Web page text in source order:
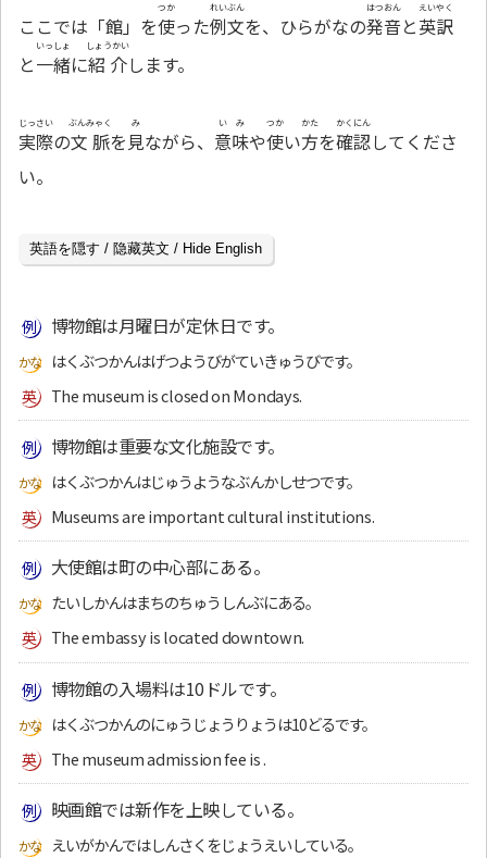
ここでは「館」を使
つか
った例文
れいぶん
を、ひらがなの発音
はつおん
と英訳
えいやく
と一緒
いっしょ
に紹介
しょうかい
します。
実際
じっさい
の文脈
ぶんみゃく
を見
み
ながら、 意味
いみ
や使
つか
い方
かた
を確認
かくにん
してくださ
い。
英語を隠す / 隐藏英文 / Hide English
博物館は月曜日が定休日です。
はくぶつかんはげつようびがていきゅうびです。
The museum is closed on Mondays.
博物館は重要な文化施設です。
はくぶつかんはじゅうようなぶんかしせつです。
Museums are important cultural institutions.
大使館は町の中心部にある。
たいしかんはまちのちゅうしんぶにある。
The embassy is located downtown.
博物館の入場料は10ドルです。
はくぶつかんのにゅうじょうりょうは10どるです。
The museum admission fee is .
映画館では新作を上映している。
えいがかんではしんさくをじょうえいしている。